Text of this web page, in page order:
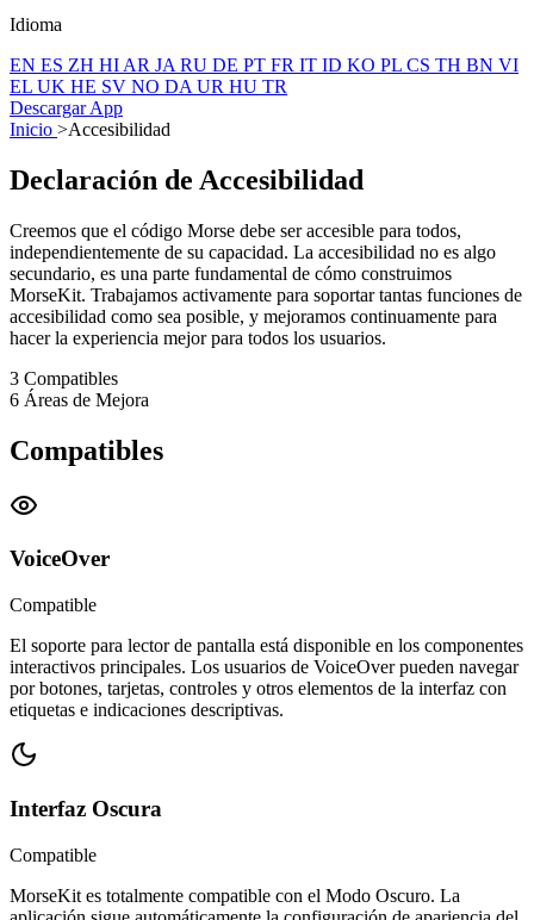
Idioma
EN ES ZH HI AR JA RU DE PT FR IT ID KO PL CS TH BN VI
EL UK HE SV NO DA UR HU TR
Descargar App
Inicio >Accesibilidad
Declaración de Accesibilidad
Creemos que el código Morse debe ser accesible para todos,
independientemente de su capacidad. La accesibilidad no es algo
secundario, es una parte fundamental de cómo construimos
MorseKit. Trabajamos activamente para soportar tantas funciones de
accesibilidad como sea posible, y mejoramos continuamente para
hacer la experiencia mejor para todos los usuarios.
3 Compatibles
6 Áreas de Mejora
Compatibles
VoiceOver
Compatible
El soporte para lector de pantalla está disponible en los componentes
interactivos principales. Los usuarios de VoiceOver pueden navegar
por botones, tarjetas, controles y otros elementos de la interfaz con
etiquetas e indicaciones descriptivas.
Interfaz Oscura
Compatible
MorseKit es totalmente compatible con el Modo Oscuro. La